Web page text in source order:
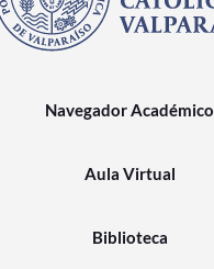
Navegador Académico
Aula Virtual
Biblioteca